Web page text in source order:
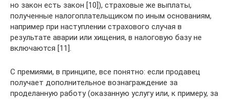
но закон есть закон [10]), страховые же выплаты,
полученные налогоплательщиком по иным основаниям,
например при наступлении страхового случая в
результате аварии или хищения, в налоговую базу не
включаются [11].
С премиями, в принципе, все понятно: если продавец
получает дополнительное вознаграждение за
проделанную работу (оказанную услугу или, к примеру, за